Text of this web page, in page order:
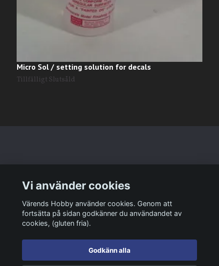
Micro Sol / setting solution for decals
Tillfälligt Slutsåld
Sociala medier
Vi använder cookies
Värends Hobby använder cookies. Genom att
fortsätta på sidan godkänner du användandet av
cookies, (gluten fria).
Godkänn alla